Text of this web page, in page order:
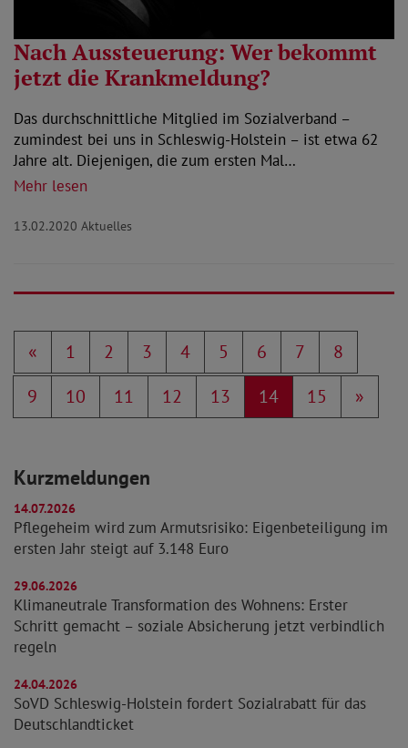
Nach Aussteuerung: Wer bekommt
jetzt die Krankmeldung?
Das durchschnittliche Mitglied im Sozialverband –
zumindest bei uns in Schleswig-Holstein – ist etwa 62
Jahre alt. Diejenigen, die zum ersten Mal…
Mehr lesen
13.02.2020 Aktuelles
« 1 2 3 4 5 6 7
8
9
10 11 12 13 14 15 »
Kurzmeldungen
14.07.2026
Pflegeheim wird zum Armutsrisiko: Eigenbeteiligung im
ersten Jahr steigt auf 3.148 Euro
29.06.2026
Klimaneutrale Transformation des Wohnens: Erster
Schritt gemacht – soziale Absicherung jetzt verbindlich
regeln
24.04.2026
SoVD Schleswig-Holstein fordert Sozialrabatt für das
Deutschlandticket